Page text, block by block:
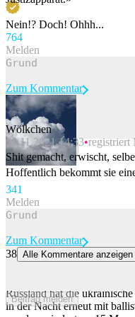
Nein!? Doch! Ohhh...
764
Melden
Beitrag melden
Zum Kommentar
Wölkchen
01.11.2021 14:33 registriert
Shit gemacht, erwischt,
Hoffentlich bekommt sie
341
Melden
Beitrag melden
Zum Kommentar
38 Alle Kommentare anzeigen
Russland hat die
in der Nacht erneut mit